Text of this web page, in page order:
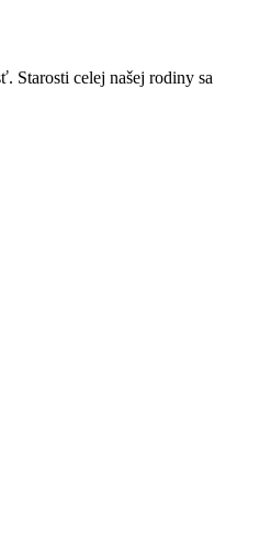
Starosti celej našej rodiny sa